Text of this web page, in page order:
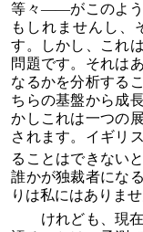
等々――がこのよう
もしれませんし、
す。しかし、これ
問題です。それは
なるかを分析する
ちらの基盤から成
かしこれは一つの
されます。イギリ
ることはできない
誰かが独裁者にな
りは私にはありま
けれども、現